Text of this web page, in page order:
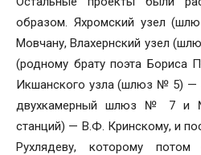
образом. Яхромский узел
Мовчану, Влахернский узел
(родному брату поэта Бориса
Икшанского узла (шлюз № 5) —
двухкамерный шлюз № 7 и
станций) — В.Ф. Кринскому, и
Рухлядеву, которому